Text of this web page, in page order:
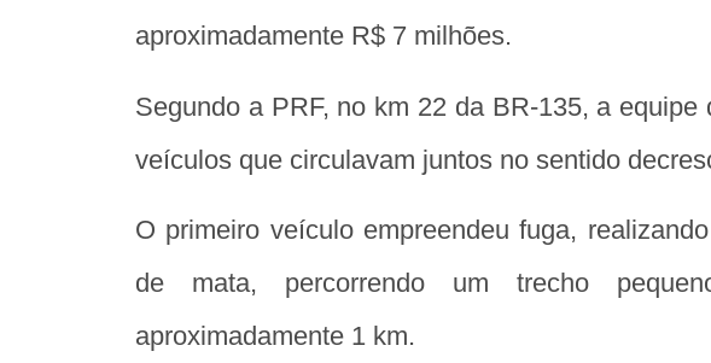
aproximadamente R$ 7 milhões.
Segundo a PRF, no km 22 da BR-135, a
veículos que circulavam juntos no sentido
O primeiro veículo empreendeu fuga,
de mata, percorrendo um trecho
aproximadamente 1 km.